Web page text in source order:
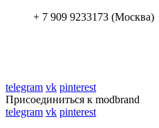
+ 7 909 9233173 (Москва)
telegram vk pinterest
Присоединиться к modbrand
telegram vk pinterest